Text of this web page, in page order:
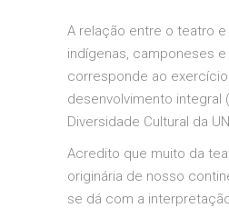
A relação entre o teatro
indígenas, camponeses
corresponde ao
desenvolvimento integral
Diversidade Cultural da
Acredito que muito da
originária de nosso
se dá com a